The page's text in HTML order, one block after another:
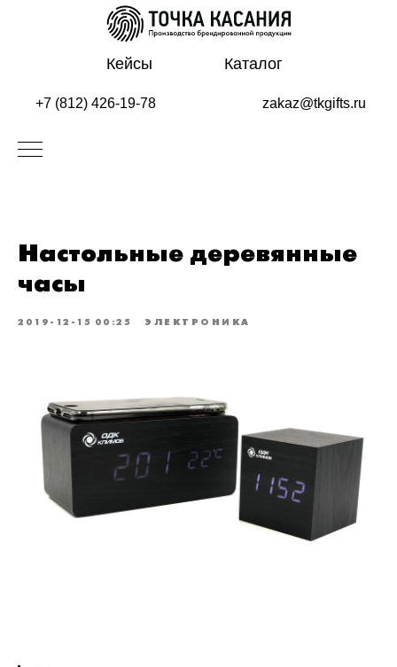
+7 (812) 426-19-78 zakaz@tkgifts.ru
Кейсы Каталог
Настольные деревянные
часы
2019-12-15 00:25 ЭЛЕКТРОНИКА